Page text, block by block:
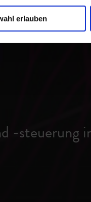
erlauben
-steuerung